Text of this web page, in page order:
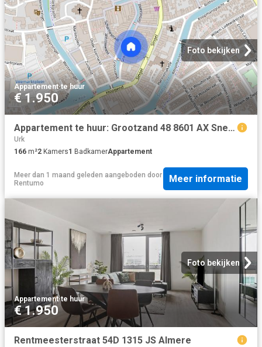
Foto bekijken
Appartement·te huur
€ 1.950
Appartement te huur: Grootzand 48 8601 AX Sneek
Urk
166 m²2 Kamers1 BadkamerAppartement
Meer dan 1 maand geleden aangeboden door
Rentumo
Meer informatie
Foto bekijken
Appartement·te huur
€ 1.950
Rentmeesterstraat 54D 1315 JS Almere